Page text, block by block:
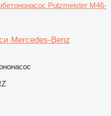
Putzmeister M46-
Mercedes-Benz